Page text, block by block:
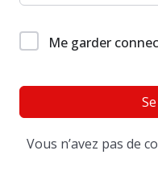
Me garder
Vous n’avez pas de